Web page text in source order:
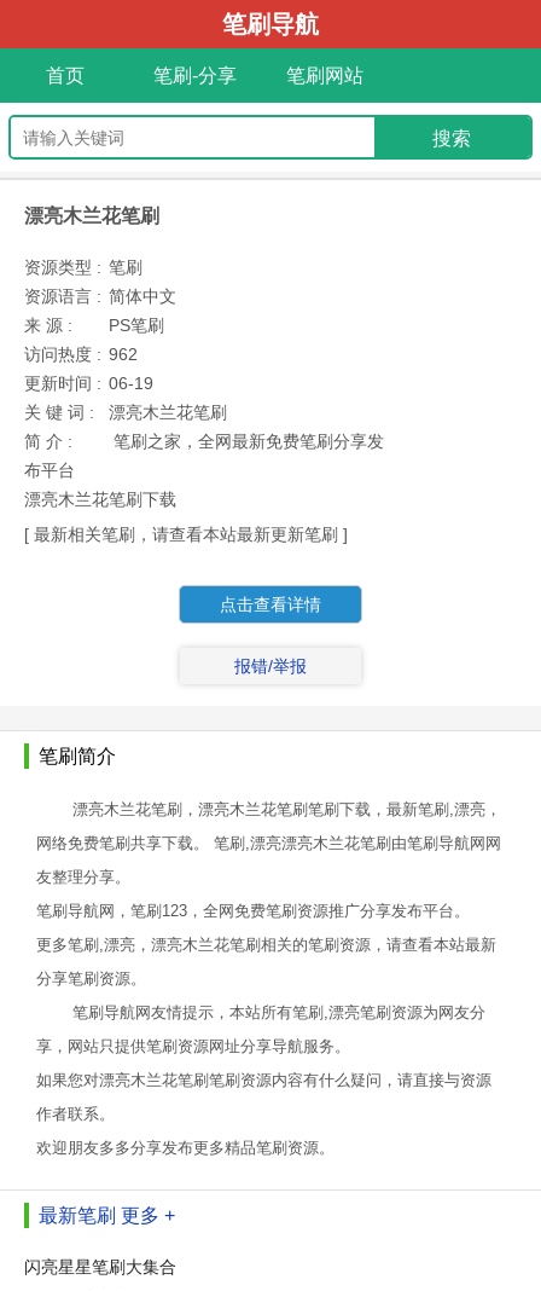
笔刷导航
首页 笔刷-分享 笔刷网站
漂亮木兰花笔刷
资源类型 : 笔刷
资源语言 : 简体中文
来 源 :
PS笔刷
访问热度 : 962
更新时间 : 06-19
关 键 词 :
漂亮木兰花笔刷
简 介 :
笔刷之家，全网最新免费笔刷分享发
布平台
漂亮木兰花笔刷下载
[ 最新相关笔刷，请查看本站最新更新笔刷 ]
点击查看详情
报错/举报
笔刷简介
漂亮木兰花笔刷，漂亮木兰花笔刷笔刷下载，最新笔刷,漂亮，
网络免费笔刷共享下载。 笔刷,漂亮漂亮木兰花笔刷由笔刷导航网网
友整理分享。
笔刷导航网，笔刷123，全网免费笔刷资源推广分享发布平台。
更多笔刷,漂亮，漂亮木兰花笔刷相关的笔刷资源，请查看本站最新
分享笔刷资源。
笔刷导航网友情提示，本站所有笔刷,漂亮笔刷资源为网友分
享，网站只提供笔刷资源网址分享导航服务。
如果您对漂亮木兰花笔刷笔刷资源内容有什么疑问，请直接与资源
作者联系。
欢迎朋友多多分享发布更多精品笔刷资源。
最新笔刷 更多 +
闪亮星星笔刷大集合